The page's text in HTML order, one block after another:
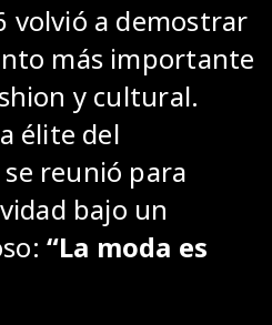
volvió a demostrar
más importante
y cultural.
élite del
reunió para
bajo un
“La moda es